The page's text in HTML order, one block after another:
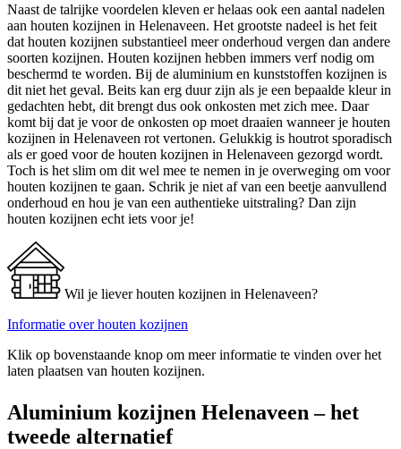
Naast de talrijke voordelen kleven er helaas ook een aantal nadelen
aan houten kozijnen in Helenaveen. Het grootste nadeel is het feit
dat houten kozijnen substantieel meer onderhoud vergen dan andere
soorten kozijnen. Houten kozijnen hebben immers verf nodig om
beschermd te worden. Bij de aluminium en kunststoffen kozijnen is
dit niet het geval. Beits kan erg duur zijn als je een bepaalde kleur in
gedachten hebt, dit brengt dus ook onkosten met zich mee. Daar
komt bij dat je voor de onkosten op moet draaien wanneer je houten
kozijnen in Helenaveen rot vertonen. Gelukkig is houtrot sporadisch
als er goed voor de houten kozijnen in Helenaveen gezorgd wordt.
Toch is het slim om dit wel mee te nemen in je overweging om voor
houten kozijnen te gaan. Schrik je niet af van een beetje aanvullend
onderhoud en hou je van een authentieke uitstraling? Dan zijn
houten kozijnen echt iets voor je!
Wil je liever houten kozijnen in Helenaveen?
Informatie over houten kozijnen
Klik op bovenstaande knop om meer informatie te vinden over het
laten plaatsen van houten kozijnen.
Aluminium kozijnen Helenaveen – het
tweede alternatief